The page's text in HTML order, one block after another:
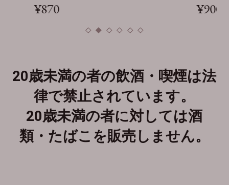
¥870 ¥900
20歳未満の者の飲酒・喫煙は法
律で禁止されています。
20歳未満の者に対しては酒
類・たばこを販売しません。